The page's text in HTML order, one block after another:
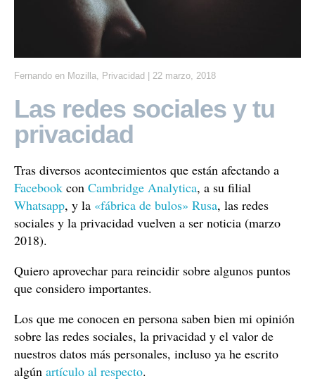
Fernando en Mozilla, Privacidad 22 marzo, 2018
Las redes sociales y tu
privacidad
Tras diversos acontecimientos que están afectando a
Facebook con Cambridge Analytica, a su filial
Whatsapp, y la «fábrica de bulos» Rusa, las redes
sociales y la privacidad vuelven a ser noticia (marzo
2018).
Quiero aprovechar para reincidir sobre algunos puntos
que considero importantes.
Los que me conocen en persona saben bien mi opinión
sobre las redes sociales, la privacidad y el valor de
nuestros datos más personales, incluso ya he escrito
algún artículo al respecto.